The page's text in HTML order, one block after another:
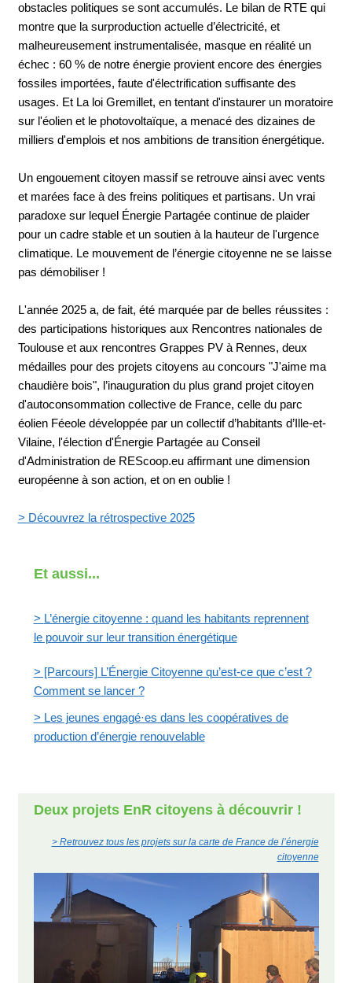
obstacles politiques se sont accumulés. Le bilan de RTE qui
montre que la surproduction actuelle d’électricité, et
malheureusement instrumentalisée, masque en réalité un
échec : 60 % de notre énergie provient encore des énergies
fossiles importées, faute d'électrification suffisante des
usages. Et La loi Gremillet, en tentant d'instaurer un moratoire
sur l'éolien et le photovoltaïque, a menacé des dizaines de
milliers d'emplois et nos ambitions de transition énergétique.
Un engouement citoyen massif se retrouve ainsi avec vents
et marées face à des freins politiques et partisans. Un vrai
paradoxe sur lequel Énergie Partagée continue de plaider
pour un cadre stable et un soutien à la hauteur de l'urgence
climatique. Le mouvement de l’énergie citoyenne ne se laisse
pas démobiliser !
L'année 2025 a, de fait, été marquée par de belles réussites :
des participations historiques aux Rencontres nationales de
Toulouse et aux rencontres Grappes PV à Rennes, deux
médailles pour des projets citoyens au concours "J'aime ma
chaudière bois", l’inauguration du plus grand projet citoyen
d'autoconsommation collective de France, celle du parc
éolien Féeole développée par un collectif d’habitants d’Ille-et-
Vilaine, l'élection d'Énergie Partagée au Conseil
d'Administration de REScoop.eu affirmant une dimension
européenne à son action, et on en oublie !
> Découvrez la rétrospective 2025
Et aussi...
> L’énergie citoyenne : quand les habitants reprennent
le pouvoir sur leur transition énergétique
> [Parcours] L’Énergie Citoyenne qu’est-ce que c’est ?
Comment se lancer ?
> Les jeunes engagé·es dans les coopératives de
production d’énergie renouvelable
Deux projets EnR citoyens à découvrir !
> Retrouvez tous les projets sur la carte de France de l’énergie
citoyenne